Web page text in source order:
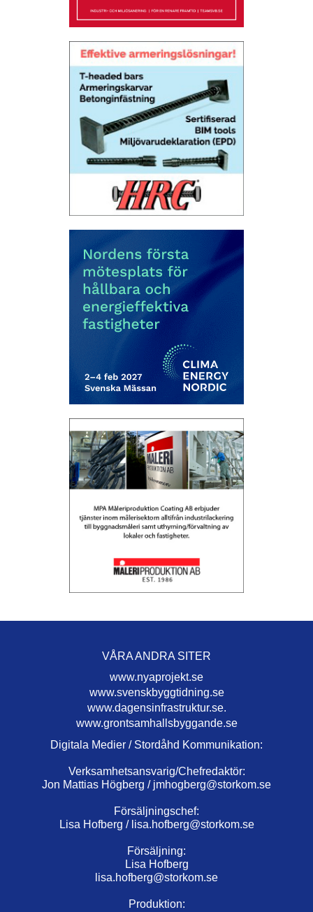
VÅRA ANDRA SITER
www.nyaprojekt.se
www.svenskbyggtidning.se
www.dagensinfrastruktur.se.
www.grontsamhallsbyggande.se
Digitala Medier / Stordåhd Kommunikation:
Verksamhetsansvarig/Chefredaktör:
Jon Mattias Högberg / jmhogberg@storkom.se
Försäljningschef:
Lisa Hofberg / lisa.hofberg@storkom.se
Försäljning:
Lisa Hofberg
lisa.hofberg@storkom.se
Produktion: